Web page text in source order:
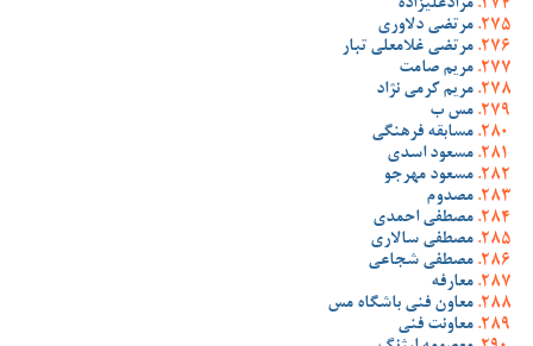
مرادعلیزاده
مرتضی دلاوری
مرتضی غلامعلی تبار
مریم صامت
مریم کرمی نژاد
مس ب
مسابقه فرهنگی
مسعود اسدی
مسعود مهرجو
مصدوم
مصطفی احمدی
مصطفی سالاری
مصطفی شجاعی
معارفه
معاون فنی باشگاه مس
معاونت فنی